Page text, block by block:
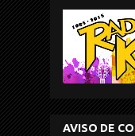
AVISO DE